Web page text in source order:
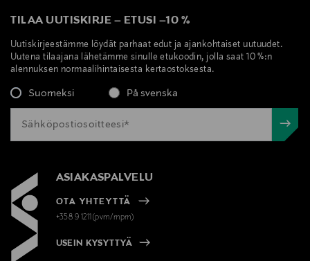
TILAA UUTISKIRJE – ETUSI –10 %
Uutiskirjeestämme löydät parhaat edut ja ajankohtaiset uutuudet.
Uutena tilaajana lähetämme sinulle etukoodin, jolla saat 10 %:n
alennuksen normaalihintaisesta kertaostoksesta.
Suomeksi På svenska
ASIAKASPALVELU
OTA YHTEYTTÄ
+358 9 1211(pvm/mpm)
USEIN KYSYTTYÄ